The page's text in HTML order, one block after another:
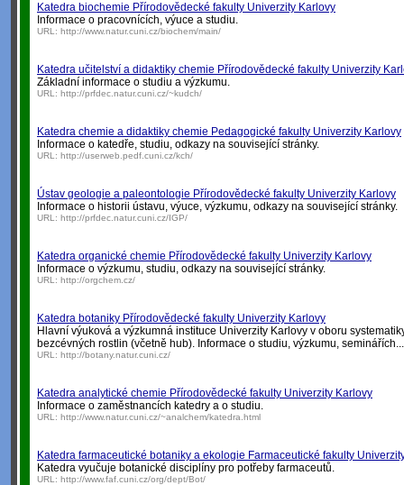
Katedra biochemie Přírodovědecké fakulty Univerzity Karlovy
Informace o pracovnících, výuce a studiu.
URL: http://www.natur.cuni.cz/biochem/main/
Katedra učitelství a didaktiky chemie Přírodovědecké fakulty Univerzity
Základní informace o studiu a výzkumu.
URL: http://prfdec.natur.cuni.cz/~kudch/
Katedra chemie a didaktiky chemie Pedagogické fakulty Univerzity Karlovy
Informace o katedře, studiu, odkazy na související stránky.
URL: http://userweb.pedf.cuni.cz/kch/
Ústav geologie a paleontologie Přírodovědecké fakulty Univerzity Karlovy
Informace o historii ústavu, výuce, výzkumu, odkazy na související stránky.
URL: http://prfdec.natur.cuni.cz/IGP/
Katedra organické chemie Přírodovědecké fakulty Univerzity Karlovy
Informace o výzkumu, studiu, odkazy na související stránky.
URL: http://orgchem.cz/
Katedra botaniky Přírodovědecké fakulty Univerzity Karlovy
Hlavní výuková a výzkumná instituce Univerzity Karlovy v oboru
bezcévných rostlin (včetně hub). Informace o studiu, výzkumu, seminářích...
URL: http://botany.natur.cuni.cz/
Katedra analytické chemie Přírodovědecké fakulty Univerzity Karlovy
Informace o zaměstnancích katedry a o studiu.
URL: http://www.natur.cuni.cz/~analchem/katedra.html
Katedra farmaceutické botaniky a ekologie Farmaceutické fakulty
Katedra vyučuje botanické disciplíny pro potřeby farmaceutů.
URL: http://www.faf.cuni.cz/org/dept/Bot/